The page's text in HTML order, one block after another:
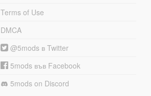
Terms of Use
DMCA
@5mods в Twitter
5mods във Facebook
5mods on Discord